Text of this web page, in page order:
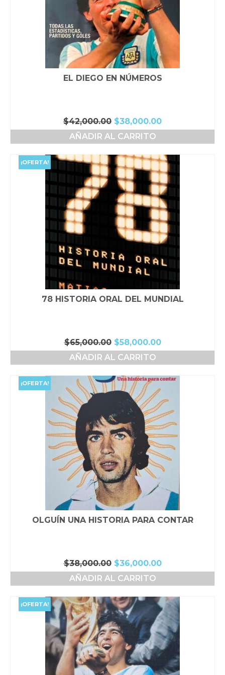
EL DIEGO EN NÚMEROS
$42,000.00 El
precio
original
$42,000.00.
$38,000.00El
precio
$38,000.00.
AÑADIR AL CARRITO
¡OFERTA!
78 HISTORIA ORAL DEL MUNDIAL
$65,000.00 El
precio
original
$65,000.00.
$58,000.00El
precio
$58,000.00.
AÑADIR AL CARRITO
¡OFERTA!
OLGUÍN UNA HISTORIA PARA CONTAR
$38,000.00 El
precio
original
$38,000.00.
$36,000.00El
precio
$36,000.00.
AÑADIR AL CARRITO
¡OFERTA!